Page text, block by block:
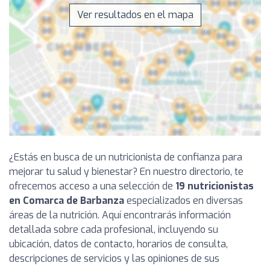
Ver resultados en el mapa
¿Estás en busca de un nutricionista de confianza para
mejorar tu salud y bienestar? En nuestro directorio, te
ofrecemos acceso a una selección de 19 nutricionistas
en Comarca de Barbanzaespecializados en diversas
áreas de la nutrición. Aquí encontrarás información
detallada sobre cada profesional, incluyendo su
ubicación, datos de contacto, horarios de consulta,
descripciones de servicios y las opiniones de sus